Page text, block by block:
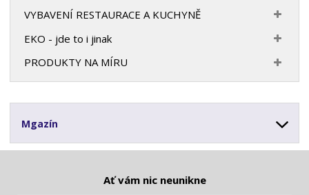
VYBAVENÍ RESTAURACE A KUCHYNĚ
EKO - jde to i jinak
PRODUKTY NA MÍRU
Mgazín
Ať vám nic neunikne